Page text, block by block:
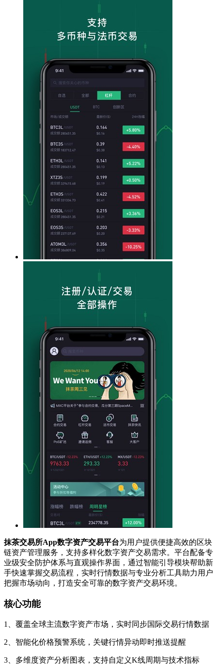
抹茶交易所App数字资产交易平台为用户提供便捷高效的区块
链资产管理服务，支持多样化数字资产交易需求。平台配备专
业级安全防护体系与直观操作界面，通过智能引导模块帮助新
手快速掌握交易流程，实时行情数据与专业分析工具助力用户
把握市场动向，打造安全可靠的数字资产交易环境。
核心功能
1、覆盖全球主流数字资产市场，实时同步国际交易行情数据
2、智能化价格预警系统，关键行情异动即时推送提醒
3、多维度资产分析图表，支持自定义K线周期与技术指标